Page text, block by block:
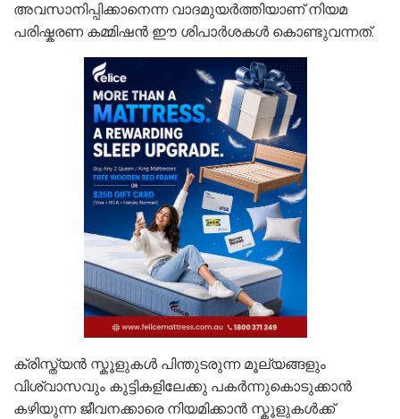
അവസാനിപ്പിക്കാനെന്ന വാദമുയർത്തിയാണ് നിയമ
പരിഷ്കരണ കമ്മിഷൻ ഈ ശിപാർശകൾ കൊണ്ടുവന്നത്.
ക്രിസ്ത്യൻ സ്കൂളുകൾ പിന്തുടരുന്ന മൂല്യങ്ങളും
വിശ്വാസവും കുട്ടികളിലേക്കു പകർന്നുകൊടുക്കാൻ
കഴിയുന്ന ജീവനക്കാരെ നിയമിക്കാൻ സ്കൂളുകൾക്ക്